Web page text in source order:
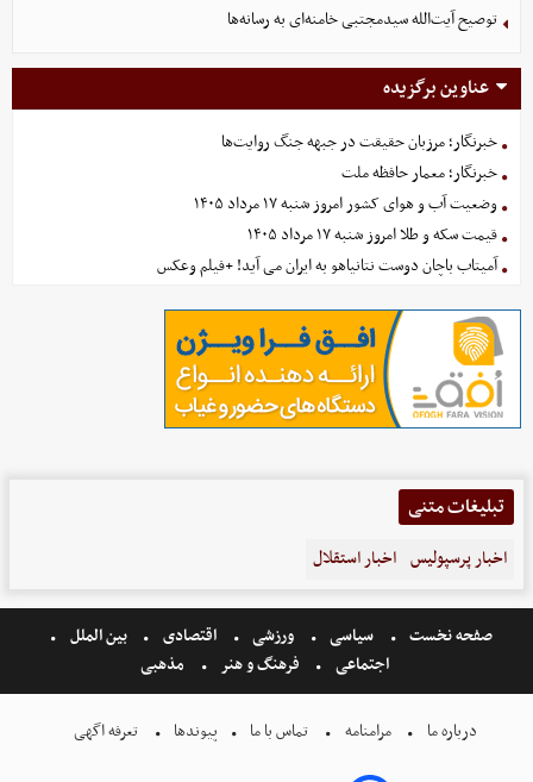
توصیح آیت‌الله سیدمجتبی خامنه‌ای به رسانه‌ها
عناوین برگزیده
خبرنگار؛ مرزبان حقیقت در جبهه جنگ روایت‌ها
خبرنگار؛ معمار حافظه ملت
وضعیت آب و هوای کشور امروز شنبه ۱۷ مرداد ۱۴۰۵
قیمت سکه و طلا امروز شنبه ۱۷ مرداد ۱۴۰۵
آمیتاب باچان دوست نتانیاهو به ایران می آید! +فیلم وعکس
تبلیغات متنی
اخبار پرسپولیس اخبار استقلال
صفحه نخست سیاسی ورزشی اقتصادی
بین الملل
اجتماعی
فرهنگ و هنر مذهبی
درباره ما مرامنامه تماس با ما پیوندها تعرفه اگهی